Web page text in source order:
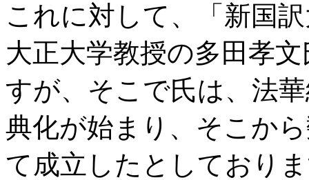
これに対して、「新国
大正大学教授の多田孝
すが、そこで氏は、法
典化が始まり、そこか
て成立したとしており